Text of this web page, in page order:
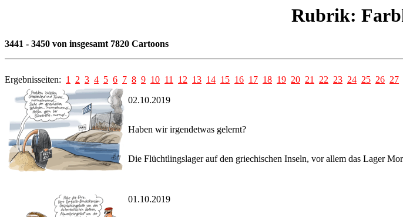
Rubrik:
3441 - 3450 von insgesamt 7820 Cartoons
Ergebnisseiten: 1 2 3 4 5 6 7 8 9 10 11 12 13 14 15 16 17 18 19 20 21 22 23 24 25 26 27
02.10.2019
Haben wir irgendetwas gelernt?
Die Flüchtlingslager auf den griechischen Inseln, vor allem das Lager
01.10.2019